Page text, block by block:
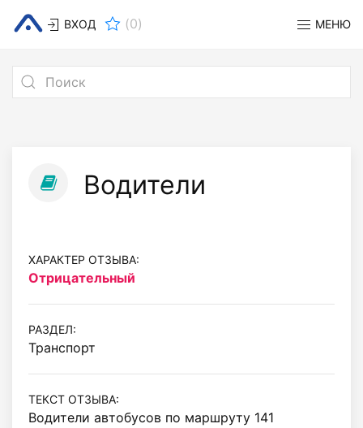
ВХОД (0) МЕНЮ
Водители
ХАРАКТЕР ОТЗЫВА:
Отрицательный
РАЗДЕЛ:
Транспорт
ТЕКСТ ОТЗЫВА:
Водители автобусов по маршруту 141